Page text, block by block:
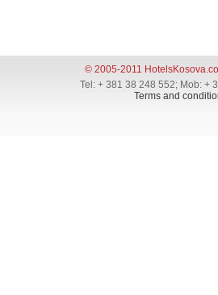
© 2005-2011
Tel: + 381 38 248 552; Mob: +
Terms and